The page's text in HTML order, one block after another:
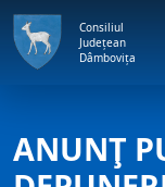
Consiliul
Județean
Dâmbovița
ANUNŢ